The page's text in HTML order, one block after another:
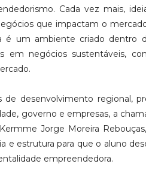
Cada vez mais,
que impactam o
é um ambiente criado dentro
em negócios sustentáveis,
desenvolvimento regional,
governo e empresas, a
Jorge Moreira
estrutura para que o aluno
empreendedora.